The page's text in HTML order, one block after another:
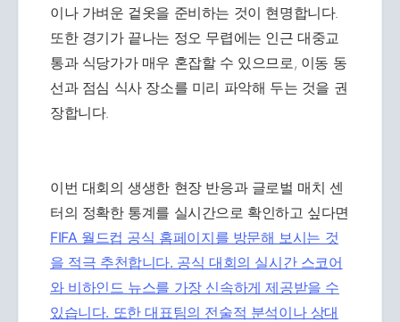
이나 가벼운 겉옷을 준비하는 것이 현명합니다.
또한 경기가 끝나는 정오 무렵에는 인근 대중교
통과 식당가가 매우 혼잡할 수 있으므로, 이동 동
선과 점심 식사 장소를 미리 파악해 두는 것을 권
장합니다.
이번 대회의 생생한 현장 반응과 글로벌 매치 센
터의 정확한 통계를 실시간으로 확인하고 싶다면
FIFA 월드컵 공식 홈페이지를 방문해 보시는 것
을 적극 추천합니다. 공식 대회의 실시간 스코어
와 비하인드 뉴스를 가장 신속하게 제공받을 수
있습니다. 또한 대표팀의 전술적 분석이나 상대